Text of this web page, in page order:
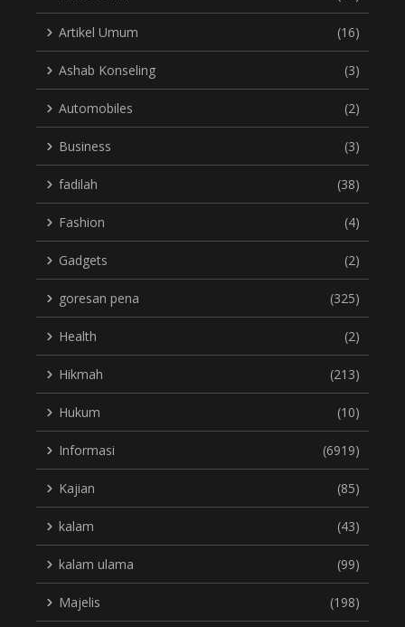
Artikel Umum (16)
Ashab Konseling (3)
Automobiles (2)
Business (3)
fadilah (38)
Fashion (4)
Gadgets (2)
goresan pena (325)
Health (2)
Hikmah (213)
Hukum (10)
Informasi (6919)
Kajian (85)
kalam (43)
kalam ulama (99)
Majelis (198)